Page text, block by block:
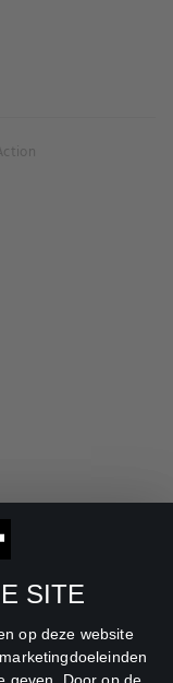
SITE
op deze website